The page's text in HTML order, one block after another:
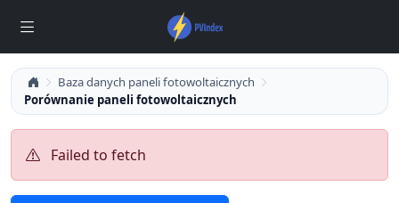
Baza danych paneli fotowoltaicznych
Porównanie paneli fotowoltaicznych
Failed to fetch